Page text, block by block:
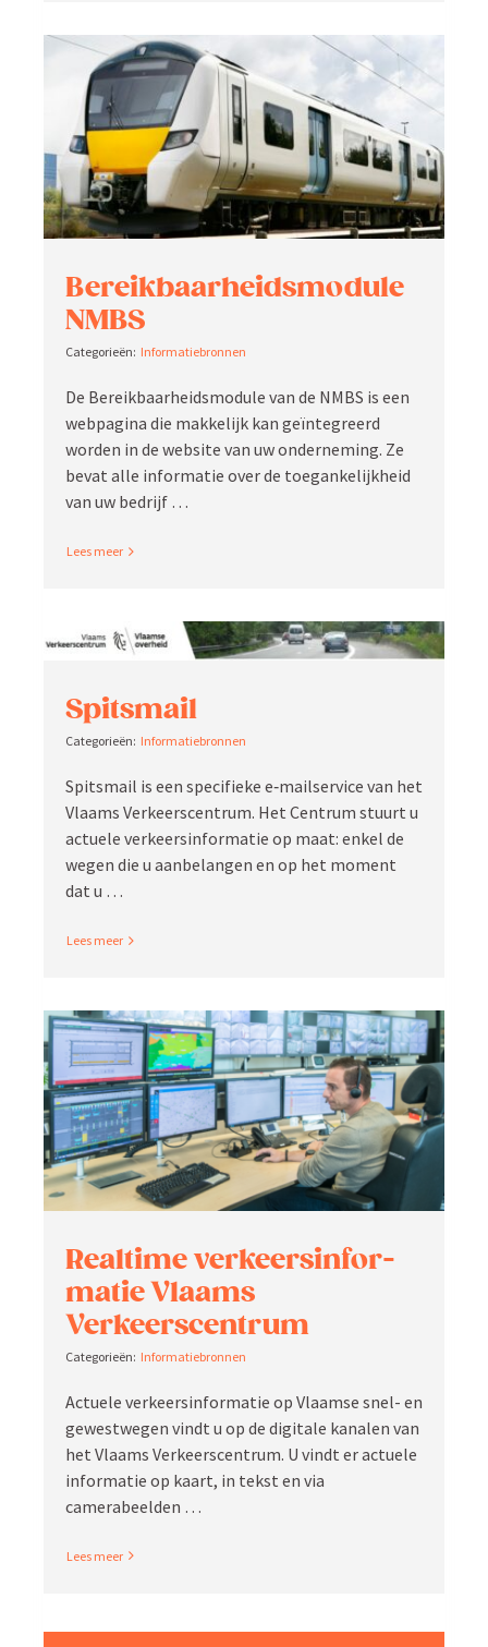
Bereik­baar­heids­module
NMBS
Infor­ma­tie­bronnen
De Bereik­baar­heids­module van de NMBS is een
webpagina die makkelijk kan geïnte­greerd
worden in de website van uw onder­neming. Ze
bevat alle infor­matie over de toegan­ke­lijkheid
van uw bedrijf …
Read More
Spitsmail
Infor­ma­tie­bronnen
Spitsmail is een speci­fieke e‑mailservice van het
Vlaams Verkeers­centrum. Het Centrum stuurt u
actuele verkeers­in­for­matie op maat: enkel de
wegen die u aanbe­langen en op het moment
dat u …
Read More
Realtime verkeers­in­for­
matie Vlaams
Verkeerscentrum
Infor­ma­tie­bronnen
Actuele verkeers­in­for­matie op Vlaamse snel- en
gewest­wegen vindt u op de digitale kanalen van
het Vlaams Verkeers­centrum. U vindt er actuele
infor­matie op kaart, in tekst en via
camerabeelden …
Read More